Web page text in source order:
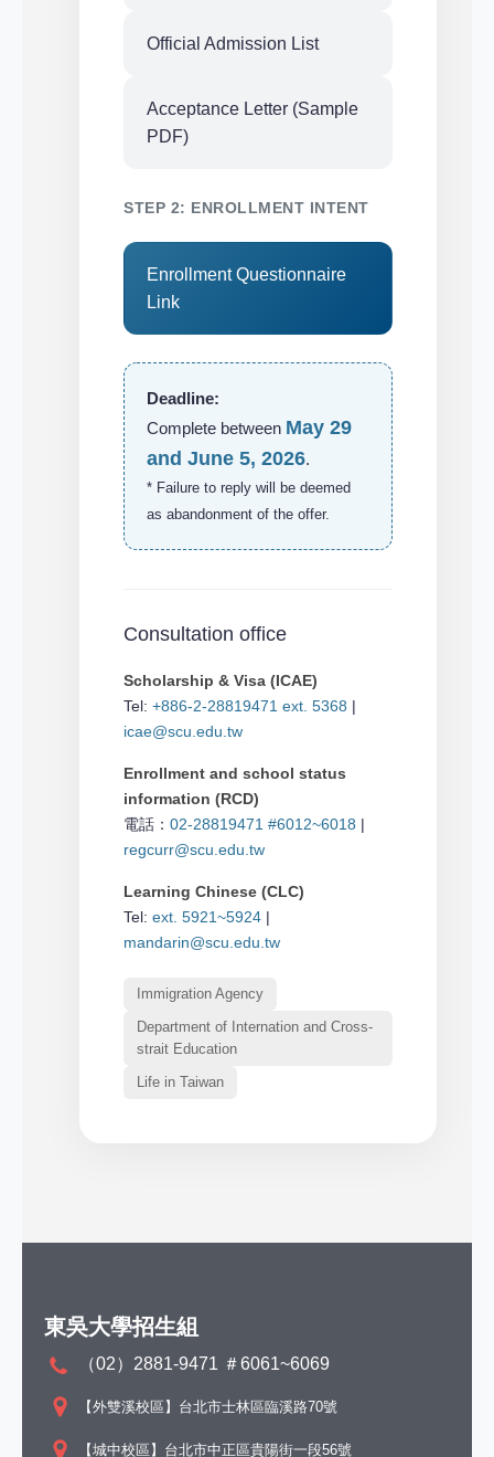
Official Admission List
Acceptance Letter (Sample
PDF)
STEP 2: ENROLLMENT INTENT
Enrollment Questionnaire
Link
Deadline:
Complete between May 29
and June 5, 2026.
* Failure to reply will be deemed
as abandonment of the offer.
Consultation office
Scholarship & Visa (ICAE)
Tel: +886-2-28819471 ext. 5368 |
icae@scu.edu.tw
Enrollment and school status
information (RCD)
電話： 02-28819471 #6012~6018 |
regcurr@scu.edu.tw
Learning Chinese (CLC)
Tel: ext. 5921~5924 |
mandarin@scu.edu.tw
Immigration Agency
Department of Internation and Cross-
strait Education
Life in Taiwan
東吳大學招生組
（02）2881-9471 ＃6061~6069
【外雙溪校區】台北市士林區臨溪路70號
【城中校區】台北市中正區貴陽街一段56號